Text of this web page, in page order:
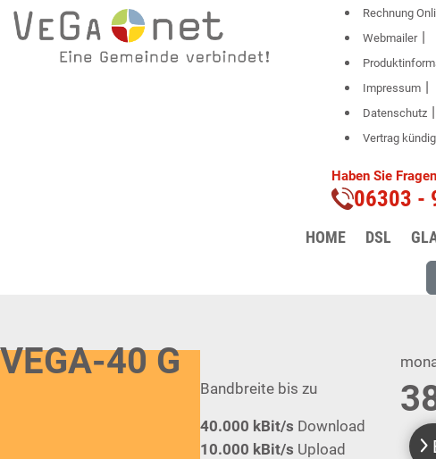
Rechnung
Webmailer
Impressum
Datenschutz
Vertrag
Haben Sie
06303 -
HOME DSL
Die
Ob auch Ihr Grundstück bereits an das
VEGA-40 G
Bandbreite bis zu
40.000 kBit/s Download
10.000 kBit/s Upload